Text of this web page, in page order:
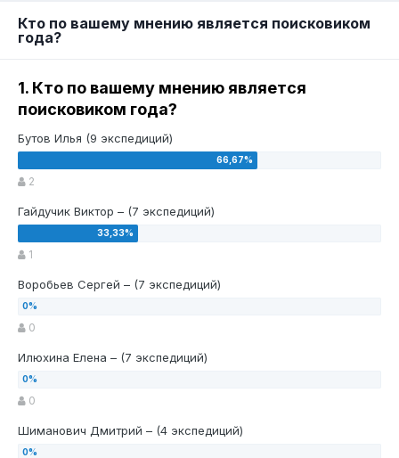
Кто по вашему мнению является поисковиком
года?
1. Кто по вашему мнению является
поисковиком года?
Бутов Илья (9 экспедиций)
2
Гайдучик Виктор – (7 экспедиций)
1
Воробьев Сергей – (7 экспедиций)
0
Илюхина Елена – (7 экспедиций)
0
Шиманович Дмитрий – (4 экспедиций)